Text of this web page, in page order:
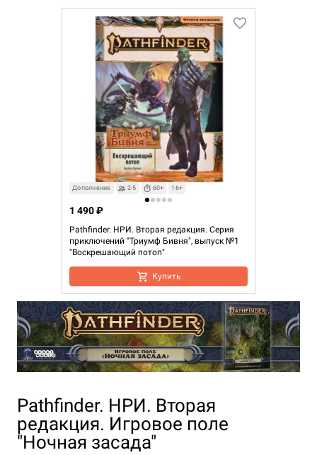
Дополнение 2-5 60+ 16+
Pathfinder. НРИ. Вторая редакция. Серия
приключений "Триумф Бивня", выпуск №1
"Воскрешающий потоп"
1 490 ₽
Купить
Pathfinder. НРИ. Вторая
редакция. Игровое поле
"Ночная засада"